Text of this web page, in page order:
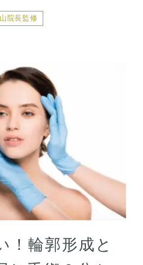
院長監修
！輪郭形成と